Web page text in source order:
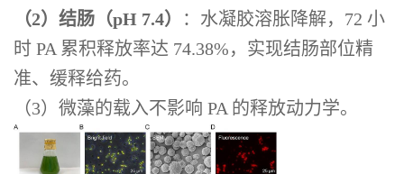
（2）结肠（pH 7.4）
：水凝胶溶胀降解，72 小
时 PA 累积释放率达 74.38%，实现结肠部位精
准、缓释给药。
（3）微藻的载入不影响 PA 的释放动力学。